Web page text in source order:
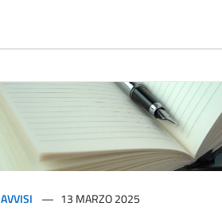
AVVISI 13 MARZO 2025